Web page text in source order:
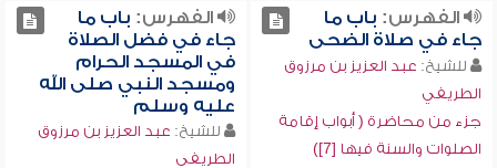
الفهرس: باب ما
جاء في صلاة الضحى
للشيخ: عبد العزيز بن مرزوق
الطريفي
جزء من محاضرة ( أبواب إقامة
الصلوات والسنة فيها [7])
الفهرس: باب ما
جاء في فضل الصلاة
في المسجد الحرام
ومسجد النبي صلى الله
عليه وسلم
للشيخ: عبد العزيز بن مرزوق
الطريفي